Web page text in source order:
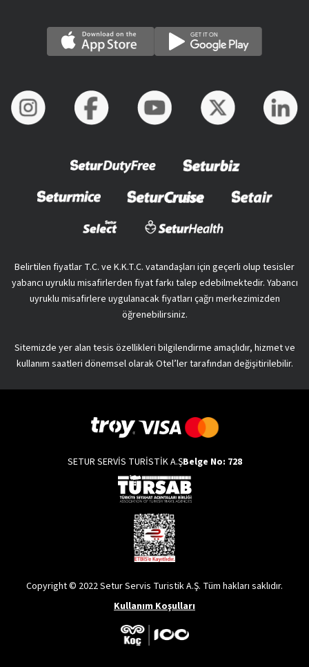
Belirtilen fiyatlar T.C. ve K.K.T.C. vatandaşları için geçerli olup tesisler
yabancı uyruklu misafirlerden fiyat farkı talep edebilmektedir. Yabancı
uyruklu misafirlere uygulanacak fiyatları çağrı merkezimizden
öğrenebilirsiniz.
Sitemizde yer alan tesis özellikleri bilgilendirme amaçlıdır, hizmet ve
kullanım saatleri dönemsel olarak Otel’ler tarafından değişitirilebilir.
SETUR SERVİS TURİSTİK A.ŞBelge No: 728
Copyright © 2022 Setur Servis Turistik A.Ş. Tüm hakları saklıdır.
Kullanım Koşulları